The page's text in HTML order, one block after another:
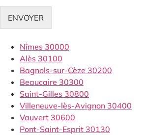
ENVOYER
Nîmes 30000
Alès 30100
Bagnols-sur-Cèze 30200
Beaucaire 30300
Saint-Gilles 30800
Villeneuve-lès-Avignon 30400
Vauvert 30600
Pont-Saint-Esprit 30130